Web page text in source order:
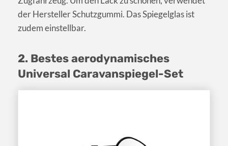
der Hersteller Schutzgummi. Das Spiegelglas ist
zudem einstellbar.
2. Bestes aerodynamisches
Universal Caravanspiegel-Set